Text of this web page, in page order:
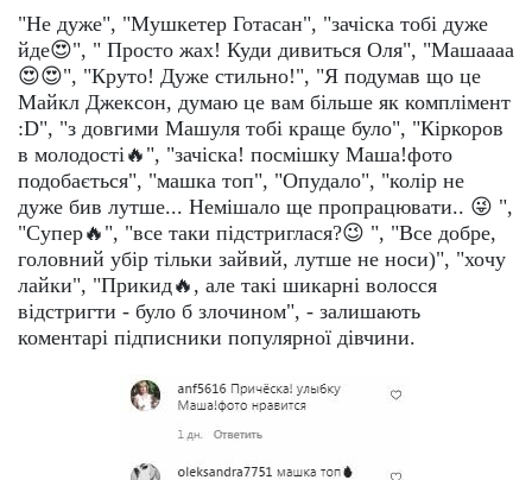
"Не дуже", "Мушкетер Готасан", "зачіска тобі дуже
йде😍", " Просто жах! Куди дивиться Оля", "Машаааа
😍😍", "Круто! Дуже стильно!", "Я подумав що це
Майкл Джексон, думаю це вам більше як комплімент
:D", "з довгими Машуля тобі краще було", "Кіркоров
в молодості🔥", "зачіска! посмішку Маша!фото
подобається", "машка топ", "Опудало", "колір не
дуже бив лутше... Немішало ще пропрацювати.. 😜 ",
"Супер🔥", "все таки підстриглася?😉 ", "Все добре,
головний убір тільки зайвий, лутше не носи)", "хочу
лайки", "Прикид🔥, але такі шикарні волосся
відстригти - було б злочином", - залишають
коментарі підписники популярної дівчини.